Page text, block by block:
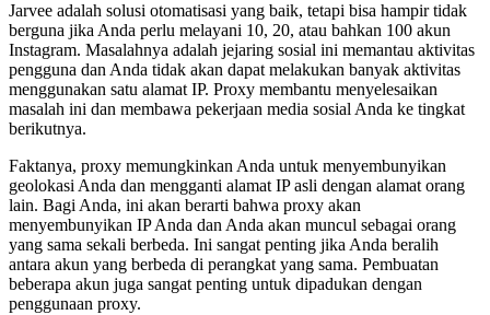
Jarvee adalah solusi otomatisasi yang baik, tetapi bisa hampir tidak
berguna jika Anda perlu melayani 10, 20, atau bahkan 100 akun
Instagram. Masalahnya adalah jejaring sosial ini memantau aktivitas
pengguna dan Anda tidak akan dapat melakukan banyak aktivitas
menggunakan satu alamat IP. Proxy membantu menyelesaikan
masalah ini dan membawa pekerjaan media sosial Anda ke tingkat
berikutnya.
Faktanya, proxy memungkinkan Anda untuk menyembunyikan
geolokasi Anda dan mengganti alamat IP asli dengan alamat orang
lain. Bagi Anda, ini akan berarti bahwa proxy akan
menyembunyikan IP Anda dan Anda akan muncul sebagai orang
yang sama sekali berbeda. Ini sangat penting jika Anda beralih
antara akun yang berbeda di perangkat yang sama. Pembuatan
beberapa akun juga sangat penting untuk dipadukan dengan
penggunaan proxy.